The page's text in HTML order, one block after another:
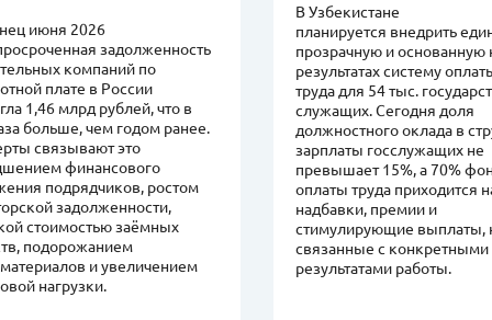
июня 2026
задолженность
компаний по
плате в России
1,46 млрд рублей, что в
больше, чем годом ранее.
связывают это
финансового
подрядчиков, ростом
задолженности,
стоимостью заёмных
подорожанием
и увеличением
нагрузки.
В Узбекистане
планируется внедрить
прозрачную и основанную
результатах систему
труда для 54 тыс.
служащих. Сегодня доля
должностного оклада в
зарплаты госслужащих не
превышает 15%, а 70%
оплаты труда приходится
надбавки, премии и
стимулирующие выплаты,
связанные с конкретными
результатами работы.